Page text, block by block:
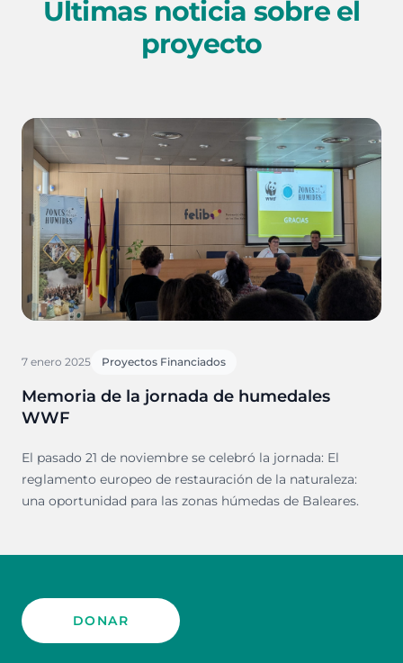
Últimas noticia sobre el
proyecto
7 enero 2025 Proyectos Financiados
Memoria de la jornada de humedales
WWF
El pasado 21 de noviembre se celebró la jornada: El
reglamento europeo de restauración de la naturaleza:
una oportunidad para las zonas húmedas de Baleares.
DONAR